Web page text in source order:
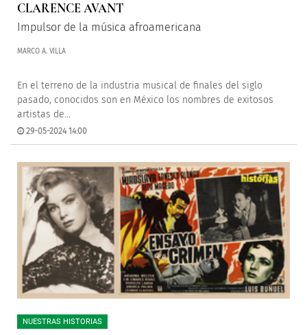
CLARENCE AVANT
Impulsor de la música afroamericana
MARCO A. VILLA
En el terreno de la industria musical de finales del siglo
pasado, conocidos son en México los nombres de exitosos
artistas de...
29-05-2024 14:00
NUESTRAS HISTORIAS